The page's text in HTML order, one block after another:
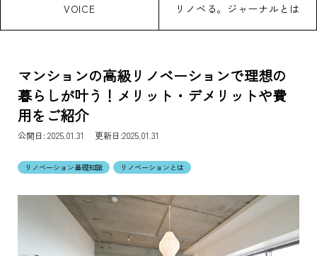
VOICE リノベる。ジャーナルとは
マンションの高級リノベーションで理想の
暮らしが叶う！メリット・デメリットや費
用をご紹介
公開日: 2025.01.31 更新日:2025.01.31
リノベーション基礎知識 リノベーションとは